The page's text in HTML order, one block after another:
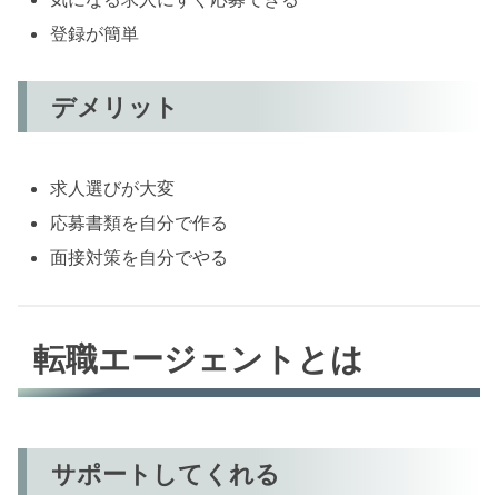
登録が簡単
デメリット
求人選びが大変
応募書類を自分で作る
面接対策を自分でやる
転職エージェントとは
サポートしてくれる